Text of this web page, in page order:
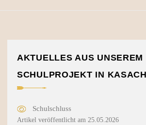
AKTUELLES AUS UNSEREM
SCHULPROJEKT IN
Schulschluss
Artikel veröffentlicht am 25.05.2026